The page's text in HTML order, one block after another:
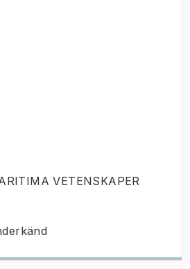
VETENSKAPER